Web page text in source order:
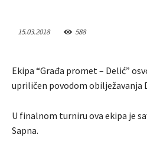
15.03.2018 588
Ekipa “Građa promet – Delić”
upriličen povodom obilježavanja
U finalnom turniru ova ekipa je
Sapna.